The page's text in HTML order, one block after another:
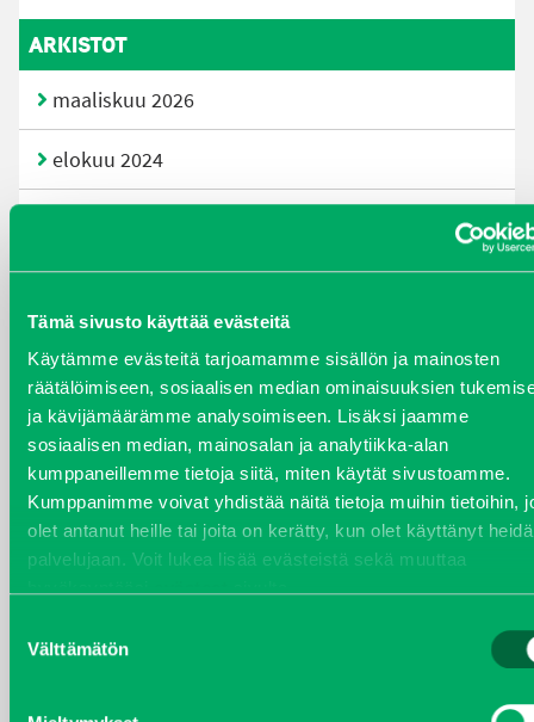
Tämä sivusto käyttää evästeitä
Käytämme evästeitä tarjoamamme sisällön ja mainosten
räätälöimiseen, sosiaalisen median ominaisuuksien
ja kävijämäärämme analysoimiseen. Lisäksi jaamme
sosiaalisen median, mainosalan ja analytiikka-alan
kumppaneillemme tietoja siitä, miten käytät sivustoamme.
Kumppanimme voivat yhdistää näitä tietoja muihin tietoihin,
olet antanut heille tai joita on kerätty, kun olet käyttänyt
palvelujaan. Voit lukea lisää evästeistä sekä muuttaa
valinta
Välttämätön
ARKISTOT
maaliskuu 2026
elokuu 2024
joulukuu 2022
huhtikuu 2022
helmikuu 2022
joulukuu 2021
lokakuu 2021
kesäkuu 2021
tammikuu 2021